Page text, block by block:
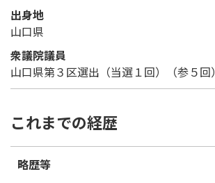
出身地
山口県
衆議院議員
山口県第３区選出（当選１回）（参５回）
これまでの経歴
略歴等